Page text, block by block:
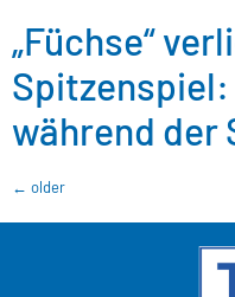
„Füchse“
während der
← older